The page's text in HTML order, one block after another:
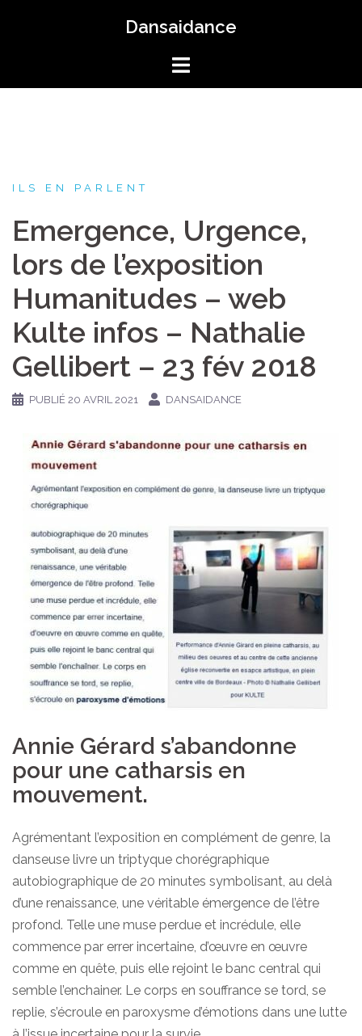
Dansaidance
ILS EN PARLENT
Emergence, Urgence,
lors de l’exposition
Humanitudes – web
Kulte infos – Nathalie
Gellibert – 23 fév 2018
PUBLIÉ 20 AVRIL 2021 DANSAIDANCE
Annie Gérard s’abandonne
pour une catharsis en
mouvement.
Agrémentant l’exposition en complément de genre, la
danseuse livre un triptyque chorégraphique
autobiographique de 20 minutes symbolisant, au delà
d’une renaissance, une véritable émergence de l’être
profond. Telle une muse perdue et incrédule, elle
commence par errer incertaine, d’œuvre en œuvre
comme en quête, puis elle rejoint le banc central qui
semble l’enchainer. Le corps en souffrance se tord, se
replie, s’écroule en paroxysme d’émotions dans une lutte